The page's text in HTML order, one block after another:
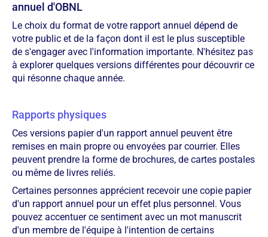
annuel d'OBNL
Le choix du format de votre rapport annuel dépend de
votre public et de la façon dont il est le plus susceptible
de s'engager avec l'information importante. N'hésitez pas
à explorer quelques versions différentes pour découvrir ce
qui résonne chaque année.
Rapports physiques
Ces versions papier d'un rapport annuel peuvent être
remises en main propre ou envoyées par courrier. Elles
peuvent prendre la forme de brochures, de cartes postales
ou même de livres reliés.
Certaines personnes apprécient recevoir une copie papier
d'un rapport annuel pour un effet plus personnel. Vous
pouvez accentuer ce sentiment avec un mot manuscrit
d'un membre de l'équipe à l'intention de certains